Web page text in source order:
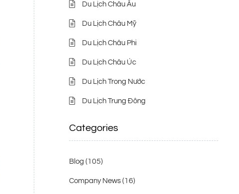
Du Lịch Châu Âu
Du Lịch Châu Mỹ
Du Lịch Châu Phi
Du Lịch Châu Úc
Du Lịch Trong Nước
Du Lịch Trung Đông
Categories
Blog (105)
Company News (16)